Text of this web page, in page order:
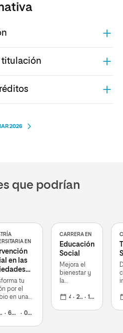
titulación
2026
que podrían
EN
en las
tu
por el
en una
social
60 ECTS 02 Nov 2026
CARRERA EN
Educación
Social
Mejora el
bienestar y
la
de aquellas
4 años 240 ECTS 19 oct 2026